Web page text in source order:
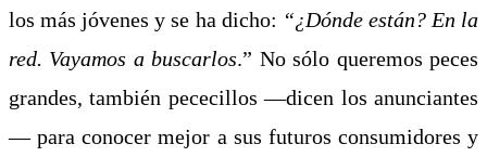
los más jóvenes y se ha dicho: “¿Dónde están? En la
red. Vayamos a buscarlos.” No sólo queremos peces
grandes, también pececillos —dicen los anunciantes
— para conocer mejor a sus futuros consumidores y